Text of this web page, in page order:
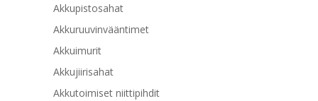
Akkupistosahat
Akkuruuvinvääntimet
Akkuimurit
Akkujiirisahat
Akkutoimiset niittipihdit